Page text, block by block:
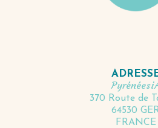
370 Route de
64530
FRANCE